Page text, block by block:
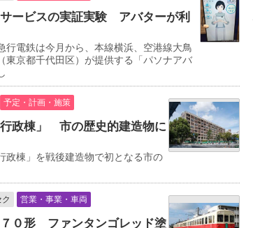
ービスの実証実験 アバターが利
電鉄は今月から、本線横浜、空港線大鳥
東京都千代田区）が提供する「パソナアバ
予定・計画・施策
政棟」 市の歴史的建造物に
棟」を戦後建造物で初となる市の
営業・事業・車両
０形 ファンタンゴレッド塗